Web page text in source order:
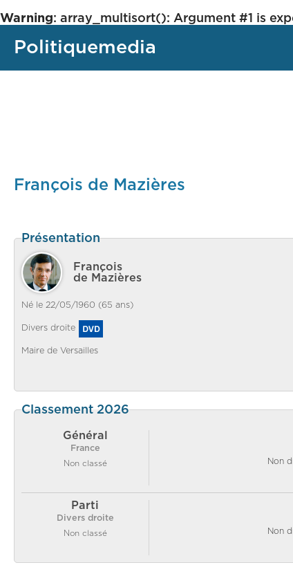
Warning: array_multisort(): Argument #1 is
Politiquemedia
François de Mazières
Présentation
François
de Mazières
Né le 22/05/1960 (65 ans)
Divers droite
Maire de Versailles
Classement 2026
Général
France
Non classé Non
Parti
Divers droite
Non classé Non